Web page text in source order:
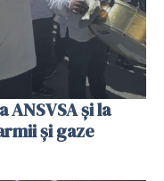
și la
și gaze